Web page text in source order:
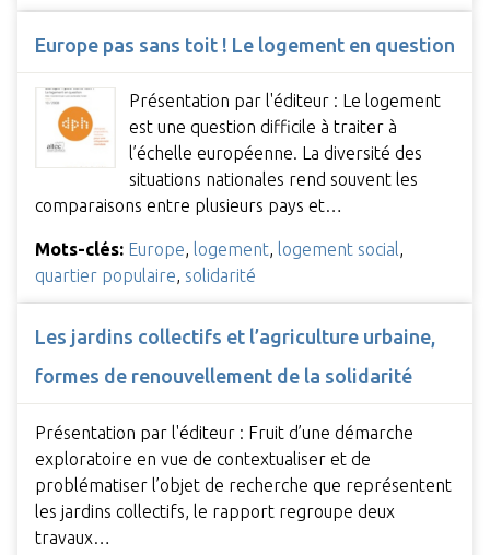
Europe pas sans toit ! Le logement en question
Présentation par l'éditeur : Le logement
est une question difficile à traiter à
l’échelle européenne. La diversité des
situations nationales rend souvent les
comparaisons entre plusieurs pays et…
Mots-clés: Europe, logement, logement social,
quartier populaire, solidarité
Les jardins collectifs et l’agriculture urbaine,
formes de renouvellement de la solidarité
Présentation par l'éditeur : Fruit d’une démarche
exploratoire en vue de contextualiser et de
problématiser l’objet de recherche que représentent
les jardins collectifs, le rapport regroupe deux
travaux…